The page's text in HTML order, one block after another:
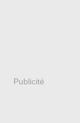
Publicité